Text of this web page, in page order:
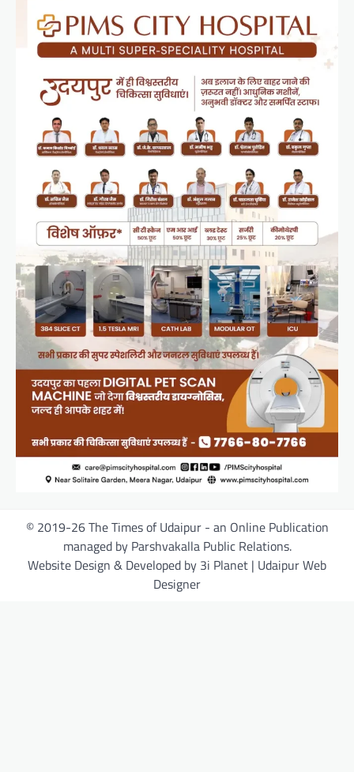
© 2019-26 The Times of Udaipur - an Online Publication
managed by Parshvakalla Public Relations.
Website Design & Developed by 3i Planet | Udaipur Web
Designer